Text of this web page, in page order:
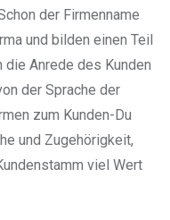
der Firmenname
und bilden einen Teil
die Anrede des Kunden
der Sprache der
zum Kunden-Du
und Zugehörigkeit,
viel Wert